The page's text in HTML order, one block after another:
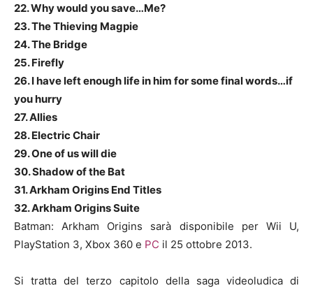
22. Why would you save…Me?
23. The Thieving Magpie
24. The Bridge
25. Firefly
26. I have left enough life in him for some final words…if
you hurry
27. Allies
28. Electric Chair
29. One of us will die
30. Shadow of the Bat
31. Arkham Origins End Titles
32. Arkham Origins Suite
Batman: Arkham Origins sarà disponibile per Wii U,
PlayStation 3, Xbox 360 e PC il 25 ottobre 2013.
Si tratta del terzo capitolo della saga videoludica di